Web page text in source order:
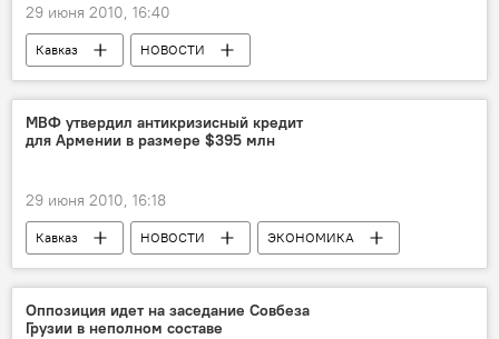
29 июня 2010, 16:40
Кавказ НОВОСТИ
МВФ утвердил антикризисный кредит
для Армении в размере $395 млн
29 июня 2010, 16:18
Кавказ НОВОСТИ ЭКОНОМИКА
Оппозиция идет на заседание Совбеза
Грузии в неполном составе